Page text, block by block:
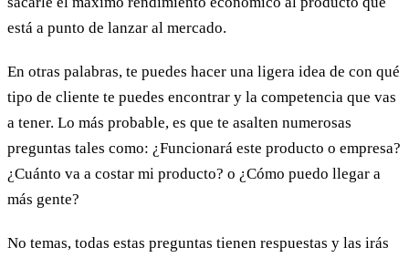
está a punto de lanzar al mercado.
En otras palabras, te puedes hacer una ligera idea de con qué
tipo de cliente te puedes encontrar y la competencia que vas
a tener. Lo más probable, es que te asalten numerosas
preguntas tales como: ¿Funcionará este producto o empresa?
¿Cuánto va a costar mi producto? o ¿Cómo puedo llegar a
más gente?
No temas, todas estas preguntas tienen respuestas y las irás